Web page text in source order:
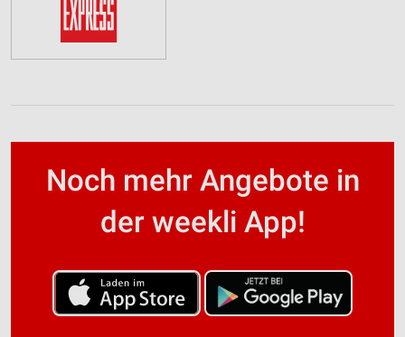
Noch mehr Angebote in
der weekli App!